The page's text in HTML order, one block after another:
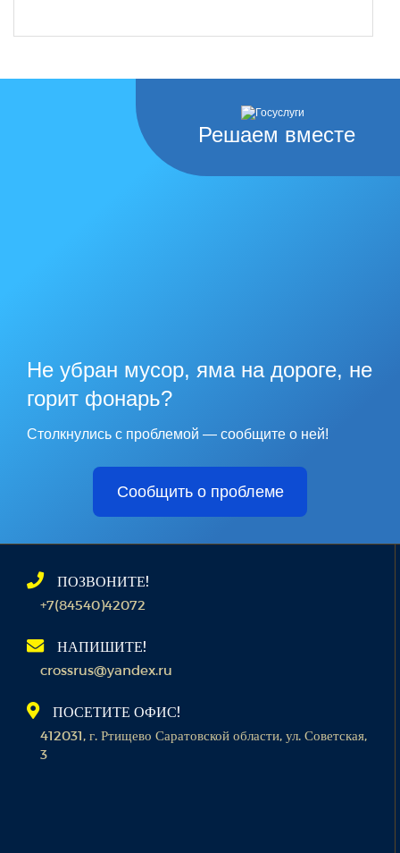
Решаем вместе
Не убран мусор, яма на дороге, не
горит фонарь?
Столкнулись с проблемой — сообщите о ней!
Сообщить о проблеме
ПОЗВОНИТЕ!
+7(84540)42072
НАПИШИТЕ!
crossrus@yandex.ru
ПОСЕТИТЕ ОФИС!
412031, г. Ртищево Саратовской области, ул. Советская,
3